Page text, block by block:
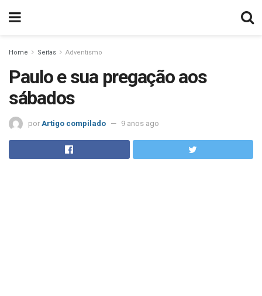
Home Seitas Adventismo
Paulo e sua pregação aos
sábados
por Artigo compilado 9 anos ago